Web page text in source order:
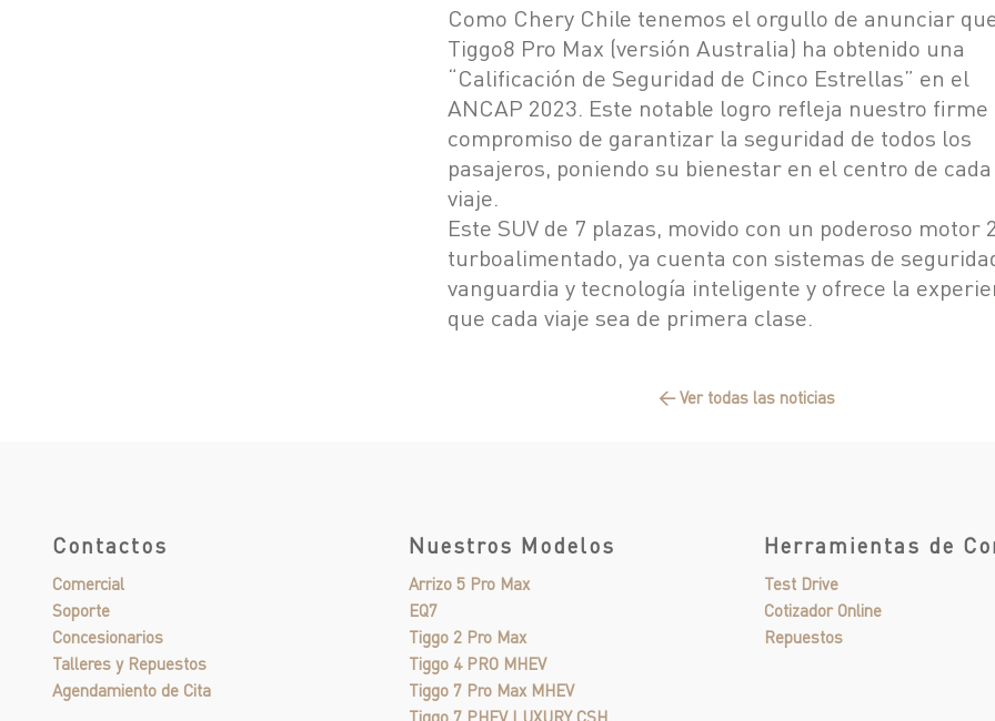
Como Chery Chile tenemos el orgullo de anunciar
Tiggo8 Pro Max (versión Australia) ha obtenido una
“Calificación de Seguridad de Cinco Estrellas” en el
ANCAP 2023. Este notable logro refleja nuestro firme
compromiso de garantizar laseguridad de todos los
pasajeros, poniendo su bienestar en el centro de cada
viaje.
Este SUV de 7 plazas, movido con un poderoso motor
turboalimentado, ya cuenta con sistemas de
vanguardia y tecnología inteligente y ofrece la
que cada viaje sea de primera clase.
← Ver todas las noticias
Contactos
Comercial
Soporte
Concesionarios
Talleres y Repuestos
Agendamiento de Cita
Nuestros Modelos
Arrizo 5 Pro Max
EQ7
Tiggo 2 Pro Max
Tiggo 4 PRO MHEV
Tiggo 7 Pro Max MHEV
Herramientas de
Test Drive
Cotizador Online
Repuestos